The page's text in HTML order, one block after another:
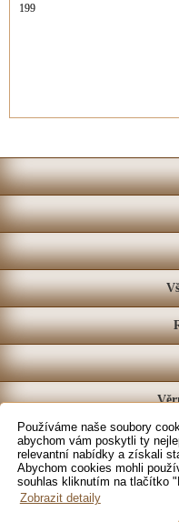
Používáme naše soubory
abychom vám poskytli ty
relevantní nabídky a získali
Abychom cookies mohli
souhlas kliknutím na tlačítko
Zobrazit detaily
199